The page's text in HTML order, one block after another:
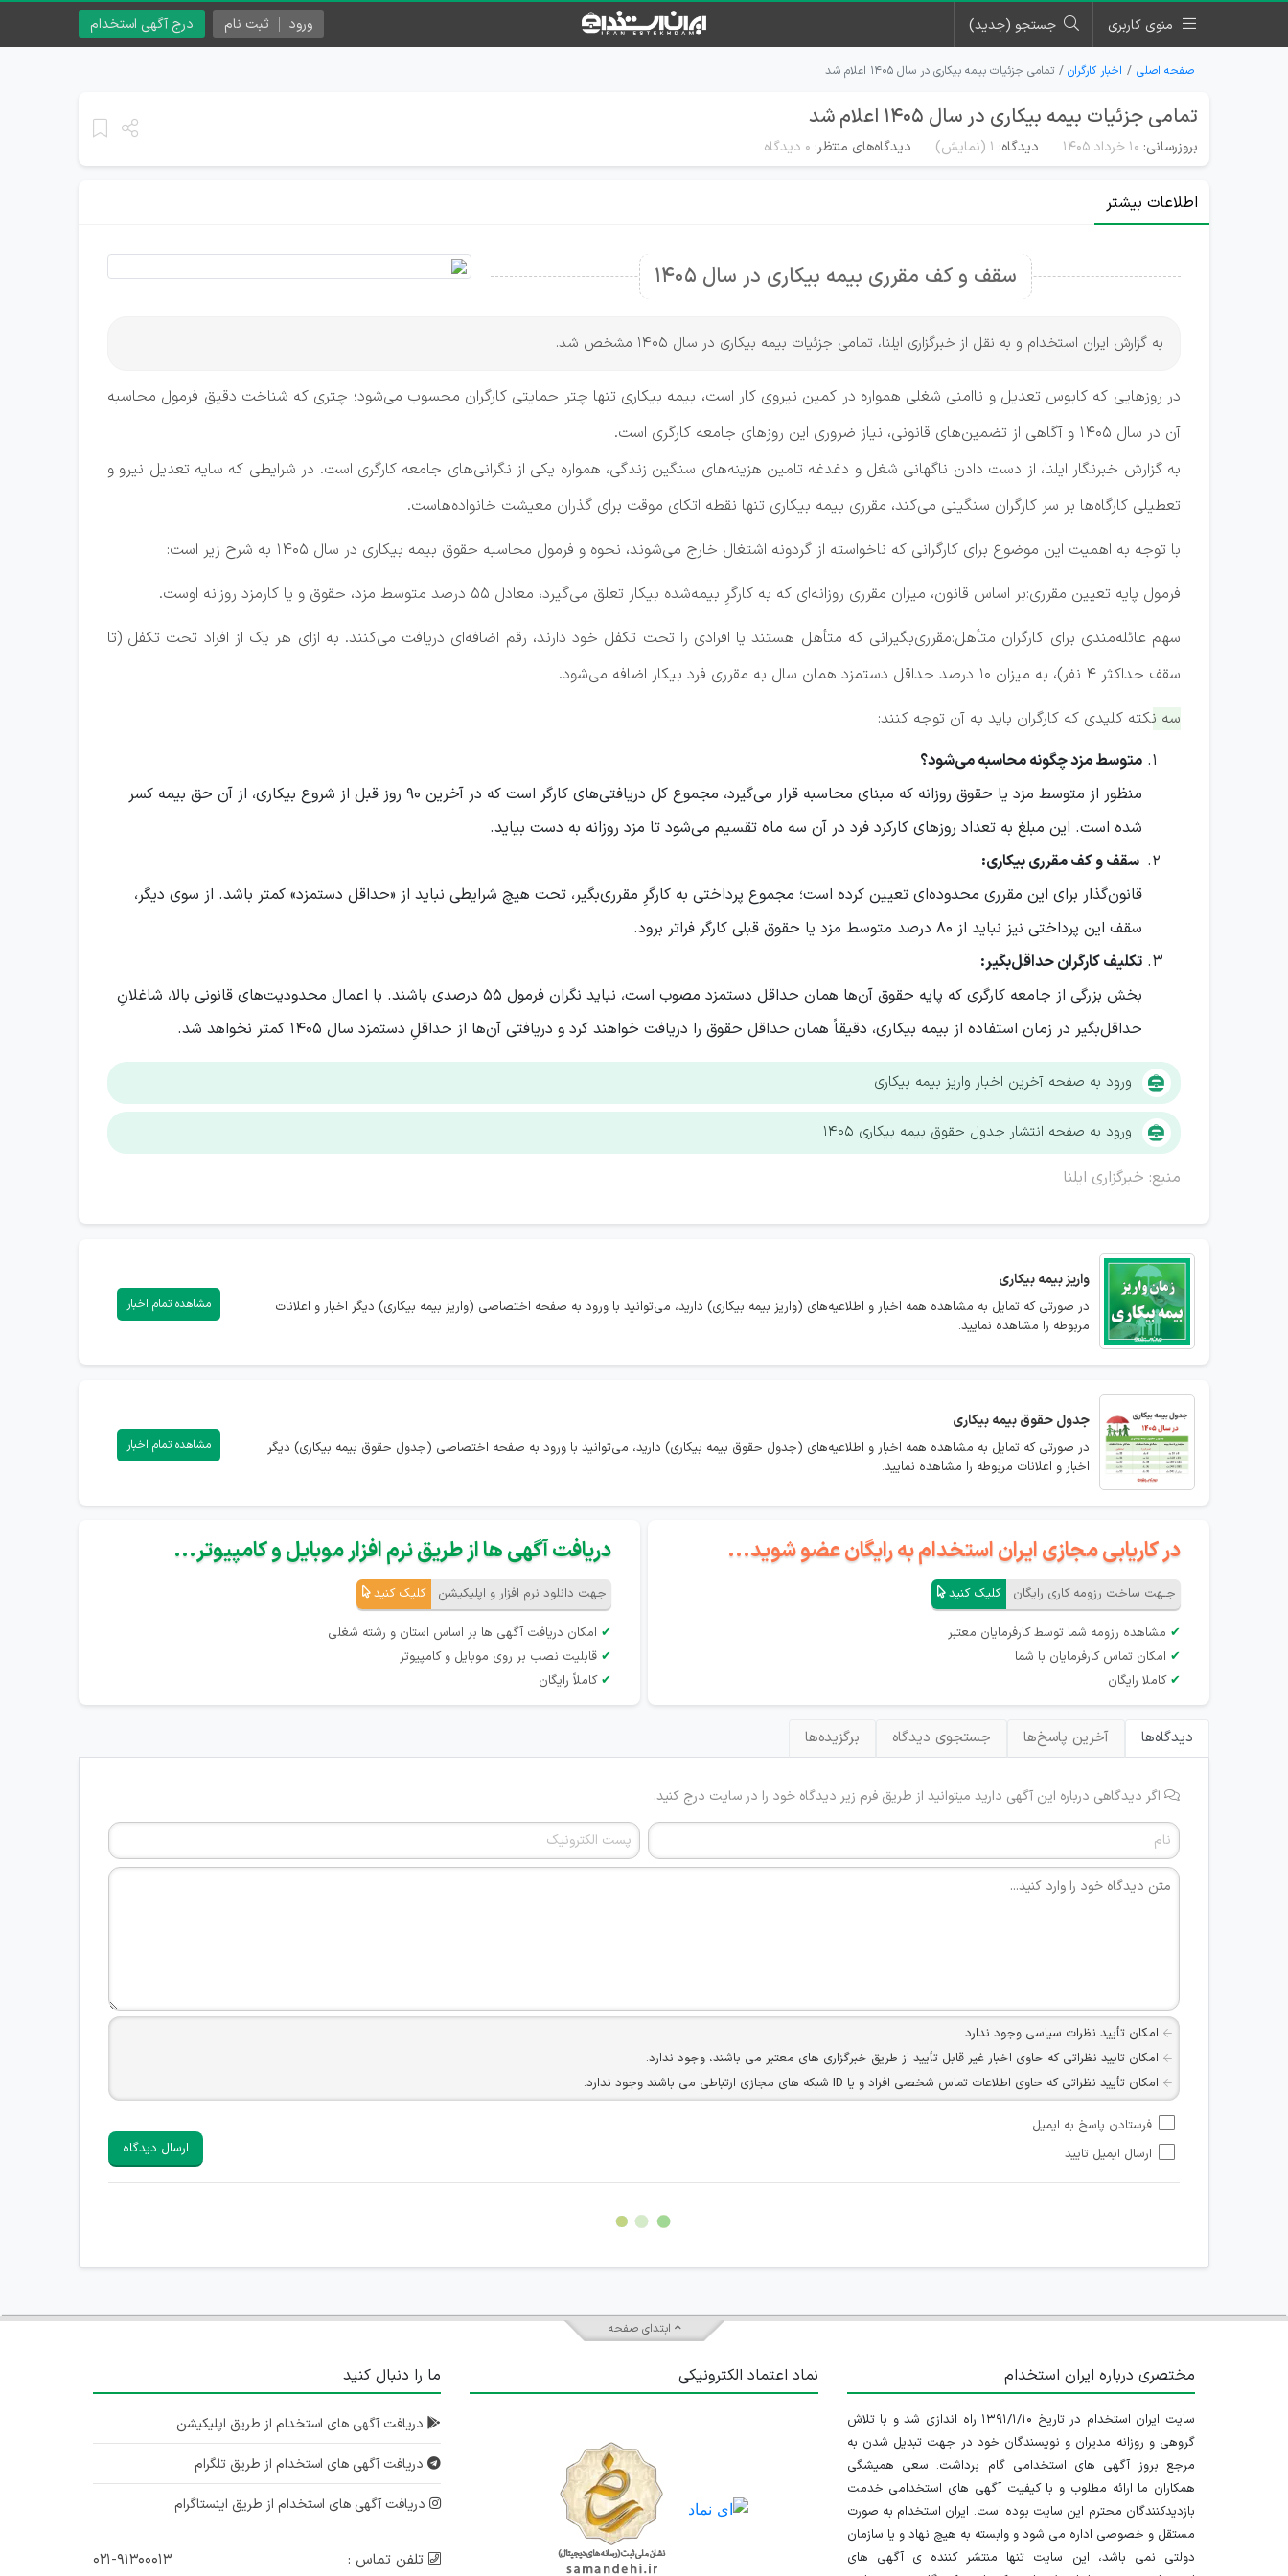
منوی کاربری جستجو (جدید) درج آگهی استخدام ورود ثبت نام
صفحه اصلی اخبار کارگران تمامی جزئیات بیمه بیکاری در سال ۱۴۰۵ اعلام شد
تمامی جزئیات بیمه بیکاری در سال ۱۴۰۵ اعلام شد
بروزرسانی: ۱۰ خرداد ۱۴۰۵ دیدگاه: 1 (نمایش) دیدگاه‌های منتظر: ۰ دیدگاه
اطلاعات بیشتر
سقف و کف مقرری بیمه بیکاری در سال 1405
به گزارش ایران استخدام و به نقل از خبرگزاری ایلنا، تمامی جزئیات بیمه بیکاری در سال 1405 مشخص شد.
در روزهایی که کابوس تعدیل و ناامنی شغلی همواره در کمین نیروی کار است، بیمه بیکاری تنها چتر حمایتی کارگران محسوب می‌شود؛ چتری که شناخت دقیق فرمول محاسبه
آن در سال ۱۴۰۵ و آگاهی از تضمین‌های قانونی، نیاز ضروری این روزهای جامعه کارگری است.
به گزارش خبرنگار ایلنا، از دست دادن ناگهانی شغل و دغدغه تامین هزینه‌های سنگین زندگی، همواره یکی از نگرانی‌های جامعه کارگری است. در شرایطی که سایه تعدیل نیرو و
تعطیلی کارگاه‌ها بر سر کارگران سنگینی می‌کند، مقرری بیمه بیکاری تنها نقطه اتکای موقت برای گذران معیشت خانواده‌هاست.
با توجه به اهمیت این موضوع برای کارگرانی که ناخواسته از گردونه اشتغال خارج می‌شوند، نحوه و فرمول محاسبه حقوق بیمه بیکاری در سال ۱۴۰۵ به شرح زیر است:
فرمول پایه تعیین مقرری:بر اساس قانون، میزان مقرری روزانه‌ای که به کارگرِ بیمه‌شده بیکار تعلق می‌گیرد، معادل ۵۵ درصد متوسط مزد، حقوق و یا کارمزد روزانه اوست.
سهم عائله‌مندی برای کارگران متأهل:مقرری‌بگیرانی که متأهل هستند یا افرادی را تحت تکفل خود دارند، رقم اضافه‌ای دریافت می‌کنند. به ازای هر یک از افراد تحت تکفل (تا
سقف حداکثر ۴ نفر)، به میزان ۱۰ درصد حداقل دستمزد همان سال به مقرری فرد بیکار اضافه می‌شود.
سه نکته کلیدی که کارگران باید به آن توجه کنند:
متوسط مزد چگونه محاسبه می‌شود؟
منظور از متوسط مزد یا حقوق روزانه که مبنای محاسبه قرار می‌گیرد، مجموع کل دریافتی‌های کارگر است که در آخرین ۹۰ روز قبل از شروع بیکاری، از آن حق بیمه کسر
شده است. این مبلغ به تعداد روزهای کارکرد فرد در آن سه ماه تقسیم می‌شود تا مزد روزانه به دست بیاید.
سقف و کف مقرری بیکاری:
قانون‌گذار برای این مقرری محدوده‌ای تعیین کرده است؛ مجموع پرداختی به کارگرِ مقرری‌بگیر، تحت هیچ شرایطی نباید از «حداقل دستمزد» کمتر باشد. از سوی دیگر،
سقف این پرداختی نیز نباید از ۸۰ درصد متوسط مزد یا حقوق قبلی کارگر فراتر برود.
تکلیف کارگران حداقل‌بگیر:
بخش بزرگی از جامعه کارگری که پایه حقوق آن‌ها همان حداقل دستمزد مصوب است، نباید نگران فرمول ۵۵ درصدی باشند. با اعمال محدودیت‌های قانونی بالا، شاغلانِ
حداقل‌بگیر در زمان استفاده از بیمه بیکاری، دقیقاً همان حداقل حقوق را دریافت خواهند کرد و دریافتی آن‌ها از حداقلِ دستمزد سال ۱۴۰۵ کمتر نخواهد شد.
ورود به صفحه آخرین اخبار واریز بیمه بیکاری
ورود به صفحه انتشار جدول حقوق بیمه بیکاری ۱۴۰۵
منبع: خبرگزاری ایلنا
واریز بیمه بیکاری
در صورتی که تمایل به مشاهده همه اخبار و اطلاعیه‌های (واریز بیمه بیکاری) دارید، می‌توانید با ورود به صفحه اختصاصی (واریز بیمه بیکاری) دیگر اخبار و اعلانات
مربوطه را مشاهده نمایید.
مشاهده تمام اخبار
جدول حقوق بیمه بیکاری
در صورتی که تمایل به مشاهده همه اخبار و اطلاعیه‌های (جدول حقوق بیمه بیکاری) دارید، می‌توانید با ورود به صفحه اختصاصی (جدول حقوق بیمه بیکاری) دیگر
اخبار و اعلانات مربوطه را مشاهده نمایید.
مشاهده تمام اخبار
در کاریابی مجازی ایران استخدام به رایگان عضو شوید...
جـهت ساخت رزومه کاری رایگان کلیک کنید
✔ مشاهده رزومه شما توسط کارفرمایان معتبر
✔ امکان تماس کارفرمایان با شما
✔ کاملا رایگان
دریافت آگهی ها از طریق نرم افزار موبایل و کامپیوتر...
جهت دانلود نرم افزار و اپلیکیشن کلیک کنید
✔ امکان دریافت آگهی ها بر اساس استان و رشته شغلی
✔ قابلیت نصب بر روی موبایل و کامپیوتر
✔ کاملاً رایگان
دیدگاه‌ها آخرین پاسخ‌ها جستجوی دیدگاه برگزیده‌ها
اگر دیدگاهی درباره این آگهی دارید میتوانید از طریق فرم زیر دیدگاه خود را در سایت درج کنید.
امکان تأیید نظرات سیاسی وجود ندارد.
امکان تایید نظراتی که حاوی اخبار غیر قابل تأیید از طریق خبرگزاری های معتبر می باشند، وجود ندارد.
امکان تأیید نظراتی که حاوی اطلاعات تماس شخصی افراد و یا ID شبکه های مجازی ارتباطی می باشند وجود ندارد.
هرگونه تحریک، تحقیر و کنایه به سایر افراد (مسئول و غیر مسئول) غیر مجاز می باشد.
امکان هماهنگی برای هرگونه ملاقات حضوری چه به صورت دسته جمعی و چه فردی توسط کاربران سایت وجود ندارد.
فرستادن پاسخ به ایمیل
ارسال ایمیل تایید
ارسال دیدگاه
ابتدای صفحه
مختصری درباره ایران استخدام
سایت ایران استخدام در تاریخ ۱۳۹۱/۱/۱۰ راه اندازی شد و با تلاش
گروهی و روزانه مدیران و نویسندگان خود در جهت تبدیل شدن به
مرجع بروز آگهی های استخدامی گام برداشت. سعی همیشگی
همکاران ما ارائه مطلوب و با کیفیت آگهی های استخدامی خدمت
بازدیدکنندگان محترم این سایت بوده است. ایران استخدام به صورت
مستقل و خصوصی اداره می شود و وابسته به هیچ نهاد و یا سازمان
دولتی نمی باشد، این سایت تنها منتشر کننده ی آگهی های
نماد اعتماد الکترونیکی ما را دنبال کنید
دریافت آگهی های استخدام از طریق اپلیکیشن
دریافت آگهی های استخدام از طریق تلگرام
دریافت آگهی های استخدام از طریق اینستاگرام
تلفن تماس : ۰۲۱-۹۱۳۰۰۰۱۳